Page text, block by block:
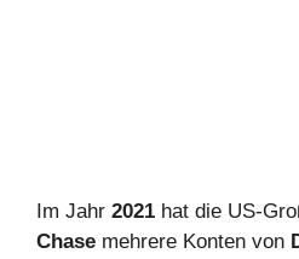
Im Jahr 2021 hat die US-
Chase mehrere Konten von